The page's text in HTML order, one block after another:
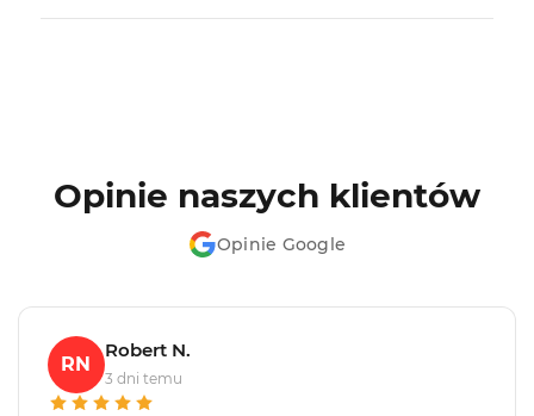
Opinie naszych klientów
Opinie Google
RN
Robert N.
3 dni temu